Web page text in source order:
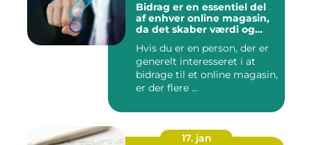
Bidrag er en essentiel del
af enhver online magasin,
da det skaber værdi og
engagerer læsere og
bidragsydere
Hvis du er en person, der er
generelt interesseret i at
bidrage til et online magasin,
er der flere ...
17. jan